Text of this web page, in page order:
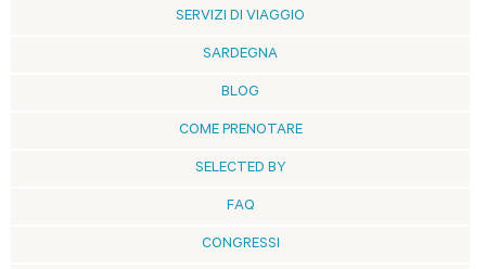
SERVIZI DI VIAGGIO
SARDEGNA
BLOG
COME PRENOTARE
SELECTED BY
FAQ
CONGRESSI